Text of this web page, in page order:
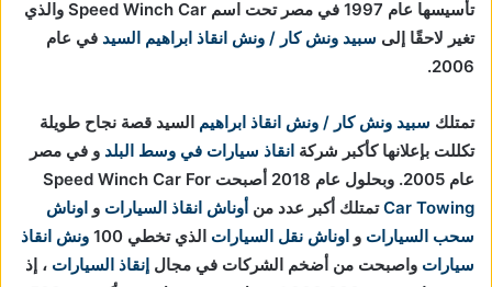
تأسيسها عام 1997 في مصر تحت اسم Speed Winch Car والذي
تغير لاحقًا إلى سبيد ونش كار / ونش انقاذ ابراهيم السيد في عام
2006.
تمتلك سبيد ونش كار / ونش انقاذ ابراهيم السيد قصة نجاح طويلة
تكللت بإعلانها كأكبر شركة انقاذ سيارات في وسط البلد و في مصر
عام 2005. وبحلول عام 2018 أصبحت Speed Winch Car For
Car Towingتمتلك أكبر عدد من أوناش انقاذ السيارات و اوناش
سحب السيارات و اوناش نقل السيارات الذي تخطي 100
ونش انقاذ
سيارات واصبحت من أضخم الشركات في مجال إنقاذ السيارات ، إذ